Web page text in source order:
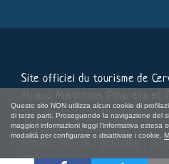
Questo sito NON utilizza alcun cookie di
di terze parti. Proseguendo la navigazione del
maggiori informazioni leggi l'informativa estesa
modalità per configurare o disattivare i cookie.
Site officiel du tourisme de
PRIX